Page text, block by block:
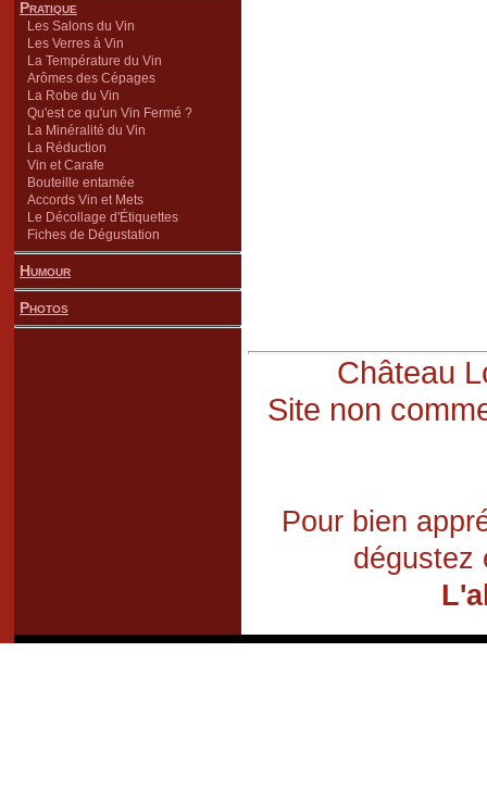
Pratique
Les Salons du Vin
Les Verres à Vin
La Température du Vin
Arômes des Cépages
La Robe du Vin
Qu'est ce qu'un Vin Fermé ?
La Minéralité du Vin
La Réduction
Vin et Carafe
Bouteille entamée
Accords Vin et Mets
Le Décollage d'Étiquettes
Fiches de Dégustation
Humour
Photos
Château
Site non
Pour bien
dégustez